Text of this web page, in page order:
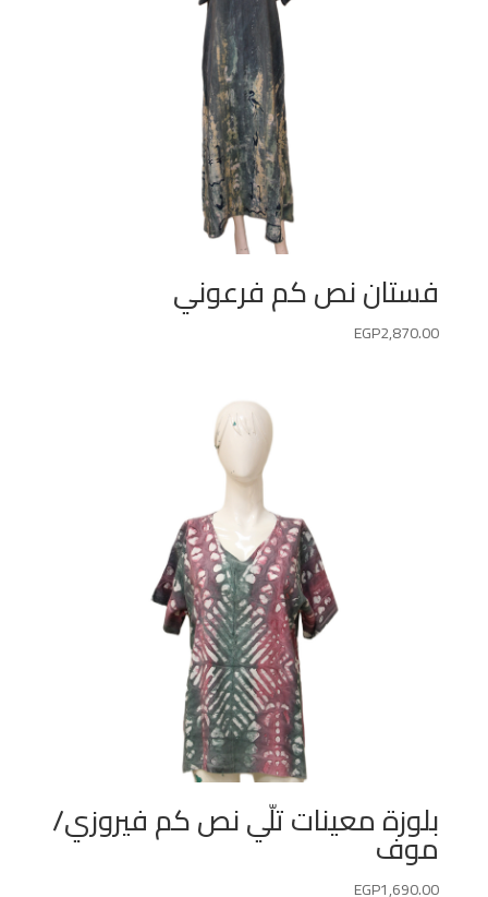
فستان نص كم فرعوني
EGP2,870.00
بلوزة معينات تلّي نص كم فيروزي/
موف
EGP1,690.00